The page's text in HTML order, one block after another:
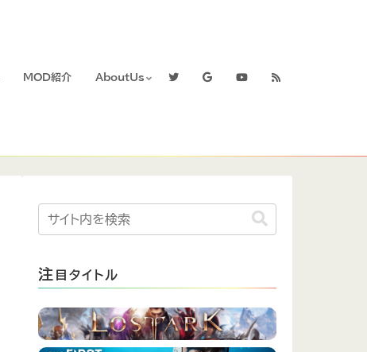
MOD紹介 AboutUs
注 目タイトル